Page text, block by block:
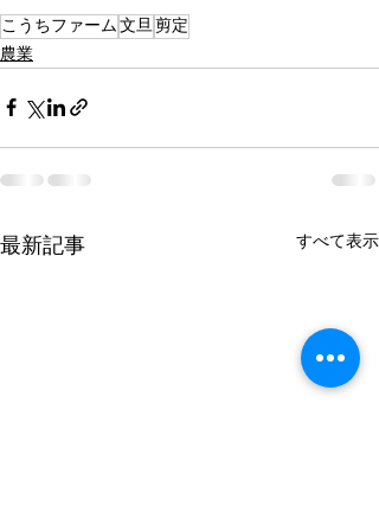
こうちファーム文旦剪定
農業
最新記事 すべて表示